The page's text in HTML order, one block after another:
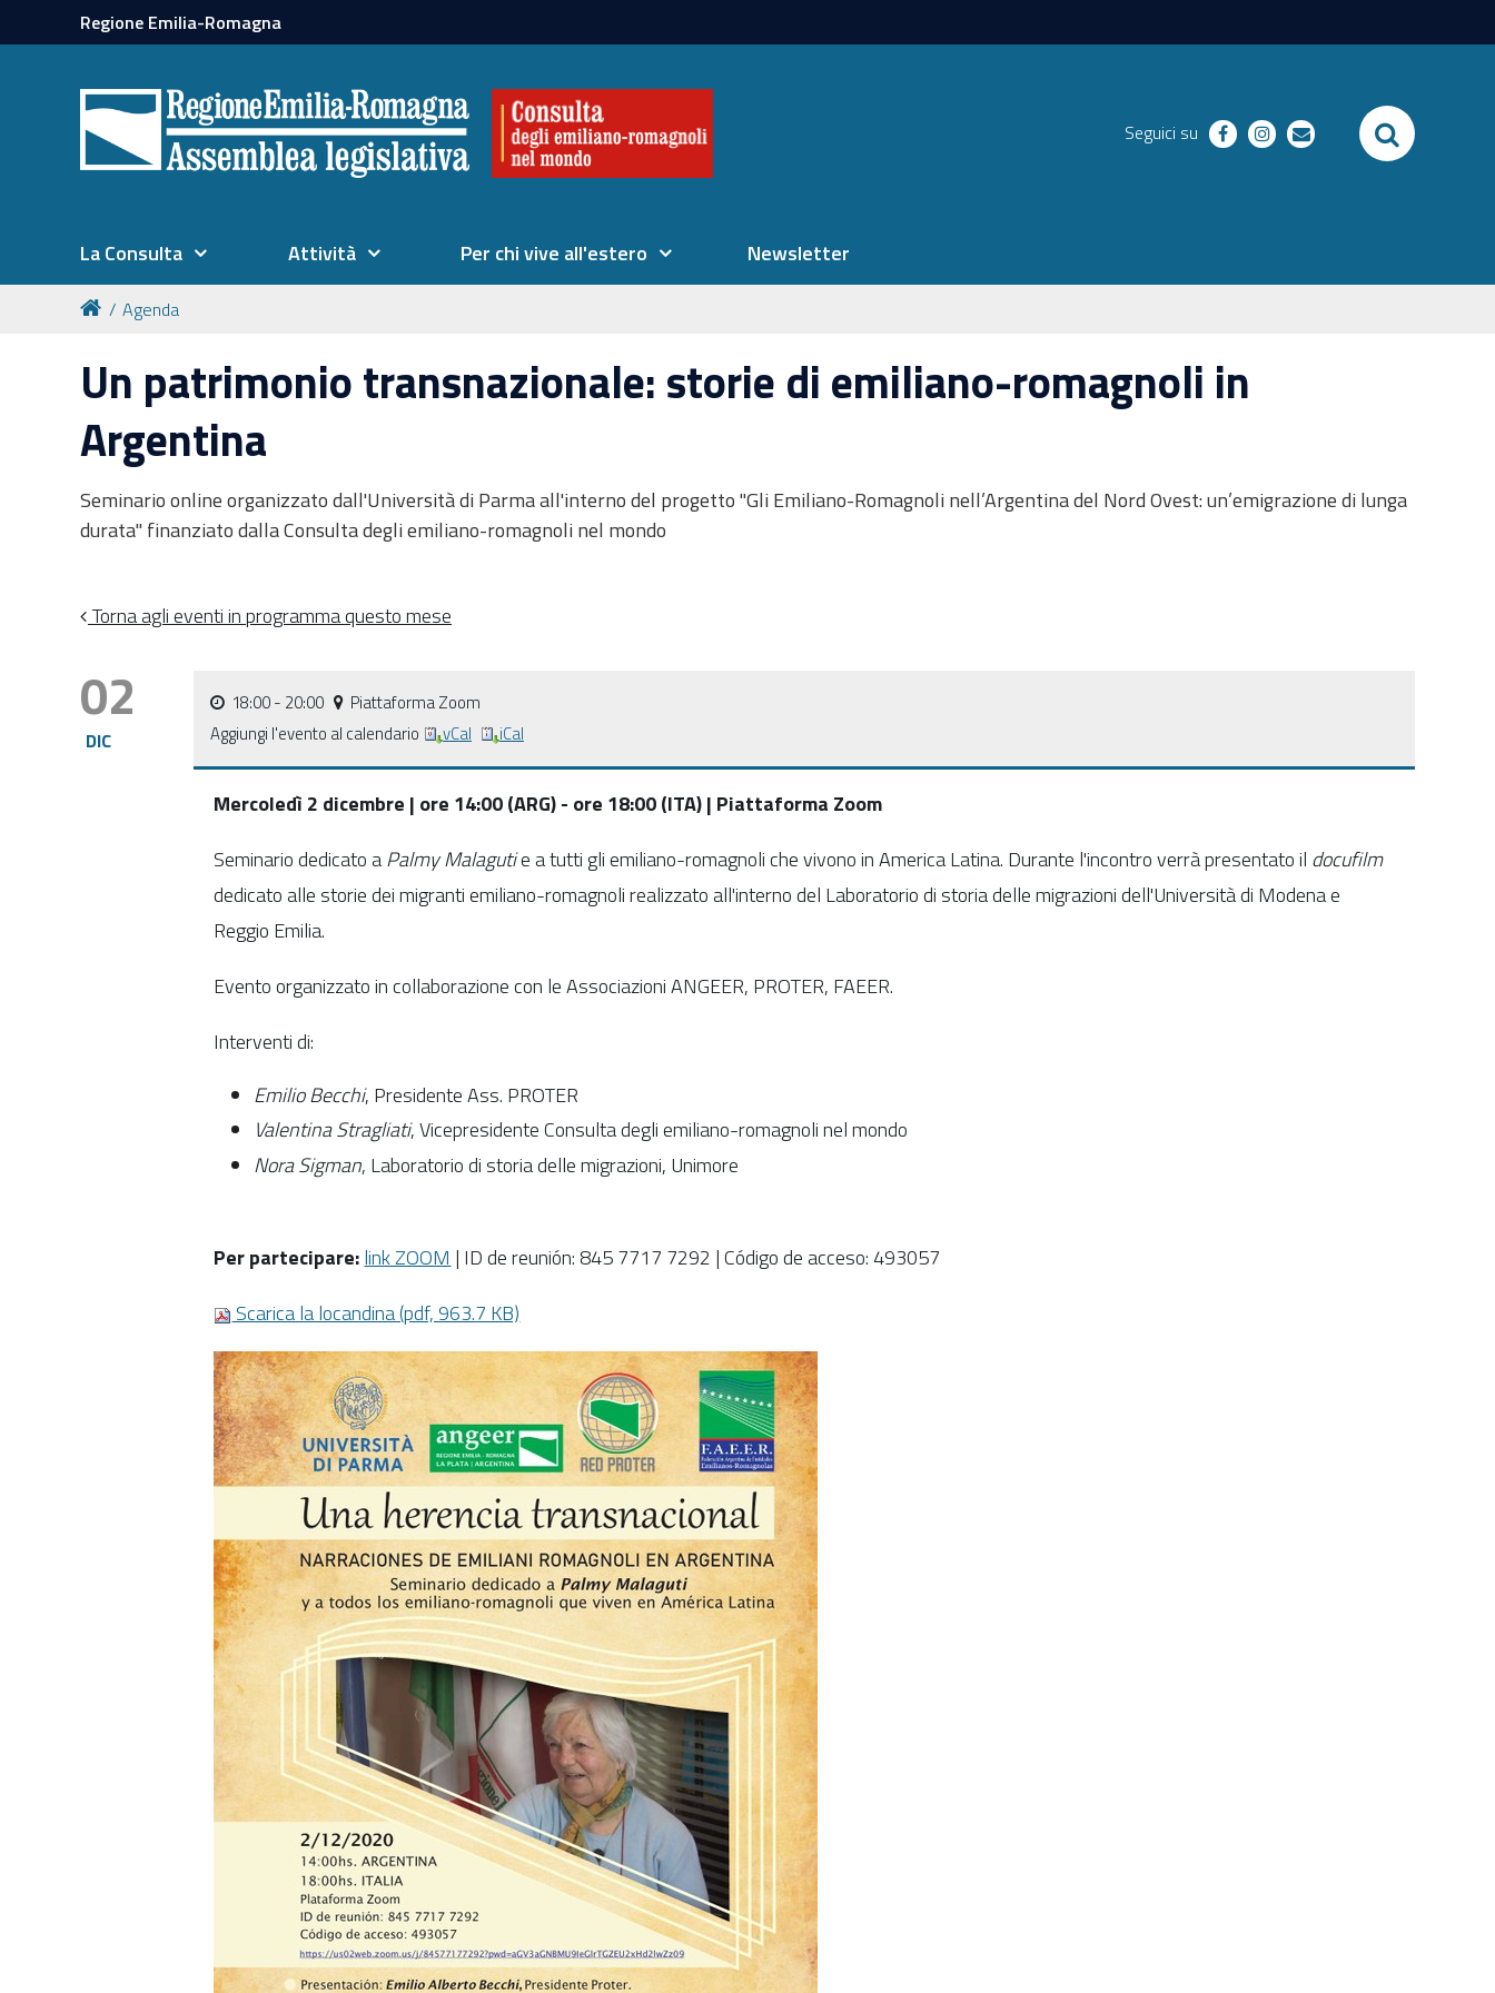
Regione Emilia-Romagna
Seguici su facebookinstagram
email SEARCH
La Consulta Attività Per chi vive all'estero Newsletter
Agenda
Un patrimonio transnazionale: storie di emiliano-romagnoli in
Argentina
Seminario online organizzato dall'Università di Parma all'interno del progetto "Gli Emiliano-Romagnoli nell’Argentina del Nord Ovest: un’emigrazione di lunga
durata" finanziato dalla Consulta degli emiliano-romagnoli nel mondo
Torna agli eventi in programma questo mese
02
DIC
18:00- 20:00
Piattaforma Zoom
Aggiungi l'evento al calendario
vCal iCal
Mercoledì 2 dicembre | ore 14:00 (ARG) - ore 18:00 (ITA) | Piattaforma Zoom
Seminario dedicato aPalmy Malagutie a tutti gli emiliano-romagnoli che vivono in America Latina. Durante l'incontro verrà presentato il docufilm
dedicato alle storie dei migranti emiliano-romagnoli realizzato all'interno del Laboratorio di storia delle migrazioni dell'Università di Modena e
Reggio Emilia.
Evento organizzato in collaborazione con le Associazioni ANGEER, PROTER, FAEER.
Interventi di:
Emilio Becchi, Presidente Ass. PROTER
Valentina Stragliati, Vicepresidente Consulta degli emiliano-romagnoli nel mondo
Nora Sigman, Laboratorio di storia delle migrazioni, Unimore
Per partecipare:link ZOOM | ID de reunión: 845 7717 7292 | Código de acceso: 493057
Scarica la locandina (pdf, 963.7 KB)